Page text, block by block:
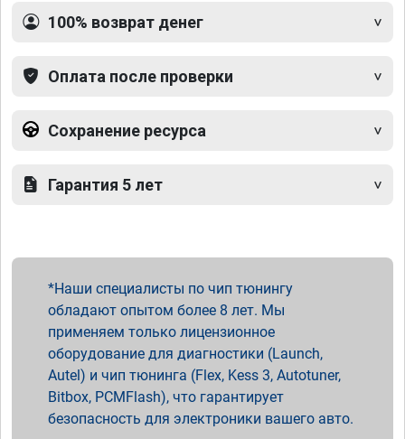
100% возврат денег
Оплата после проверки
Сохранение ресурса
Гарантия 5 лет
Наши специалисты по чип тюнингу
обладают опытом более 8 лет. Мы
применяем только лицензионное
оборудование для диагностики (Launch,
Autel) и чип тюнинга (Flex, Kess 3, Autotuner,
Bitbox, PCMFlash), что гарантирует
безопасность для электроники вашего авто.